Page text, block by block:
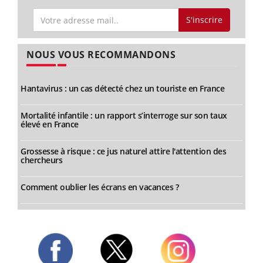
S'inscrire
NOUS VOUS RECOMMANDONS
Hantavirus : un cas détecté chez un touriste en France
Mortalité infantile : un rapport s’interroge sur son taux
élevé en France
Grossesse à risque : ce jus naturel attire l'attention des
chercheurs
Comment oublier les écrans en vacances ?